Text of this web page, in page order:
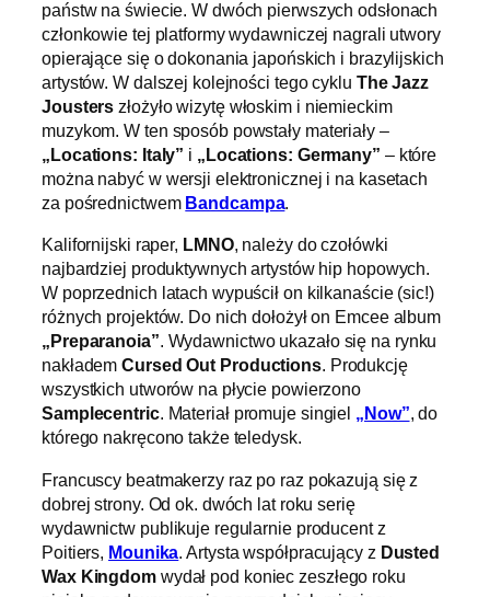
państw na świecie. W dwóch pierwszych odsłonach
członkowie tej platformy wydawniczej nagrali utwory
opierające się o dokonania japońskich i brazylijskich
artystów. W dalszej kolejności tego cyklu The Jazz
Jousters złożyło wizytę włoskim i niemieckim
muzykom. W ten sposób powstały materiały –
„Locations: Italy” i „Locations: Germany” – które
można nabyć w wersji elektronicznej i na kasetach
za pośrednictwem Bandcampa.
Kalifornijski raper, LMNO, należy do czołówki
najbardziej produktywnych artystów hip hopowych.
W poprzednich latach wypuścił on kilkanaście (sic!)
różnych projektów. Do nich dołożył on Emcee album
„Preparanoia”. Wydawnictwo ukazało się na rynku
nakłademCursed Out Productions. Produkcję
wszystkich utworów na płycie powierzono
Samplecentric. Materiał promuje singiel „Now”, do
którego nakręcono także teledysk.
Francuscy beatmakerzy raz po raz pokazują się z
dobrej strony. Od ok. dwóch lat roku serię
wydawnictw publikuje regularnie producent z
Poitiers, Mounika . Artysta współpracujący z Dusted
Wax Kingdomwydał pod koniec zeszłego roku